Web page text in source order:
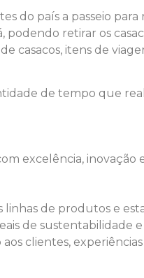
do país a passeio
retirar os
casacos, itens de
de tempo que
excelência, inovação
de produtos e
de
clientes, experiências